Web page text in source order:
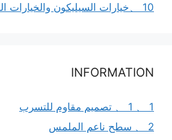
10 、خيارات السيليكون والخيارات الخالية من BPA
INFORMATION
1 、 1 、 تصميم مقاوم للتسرب
2 、 سطح ناعم الملمس